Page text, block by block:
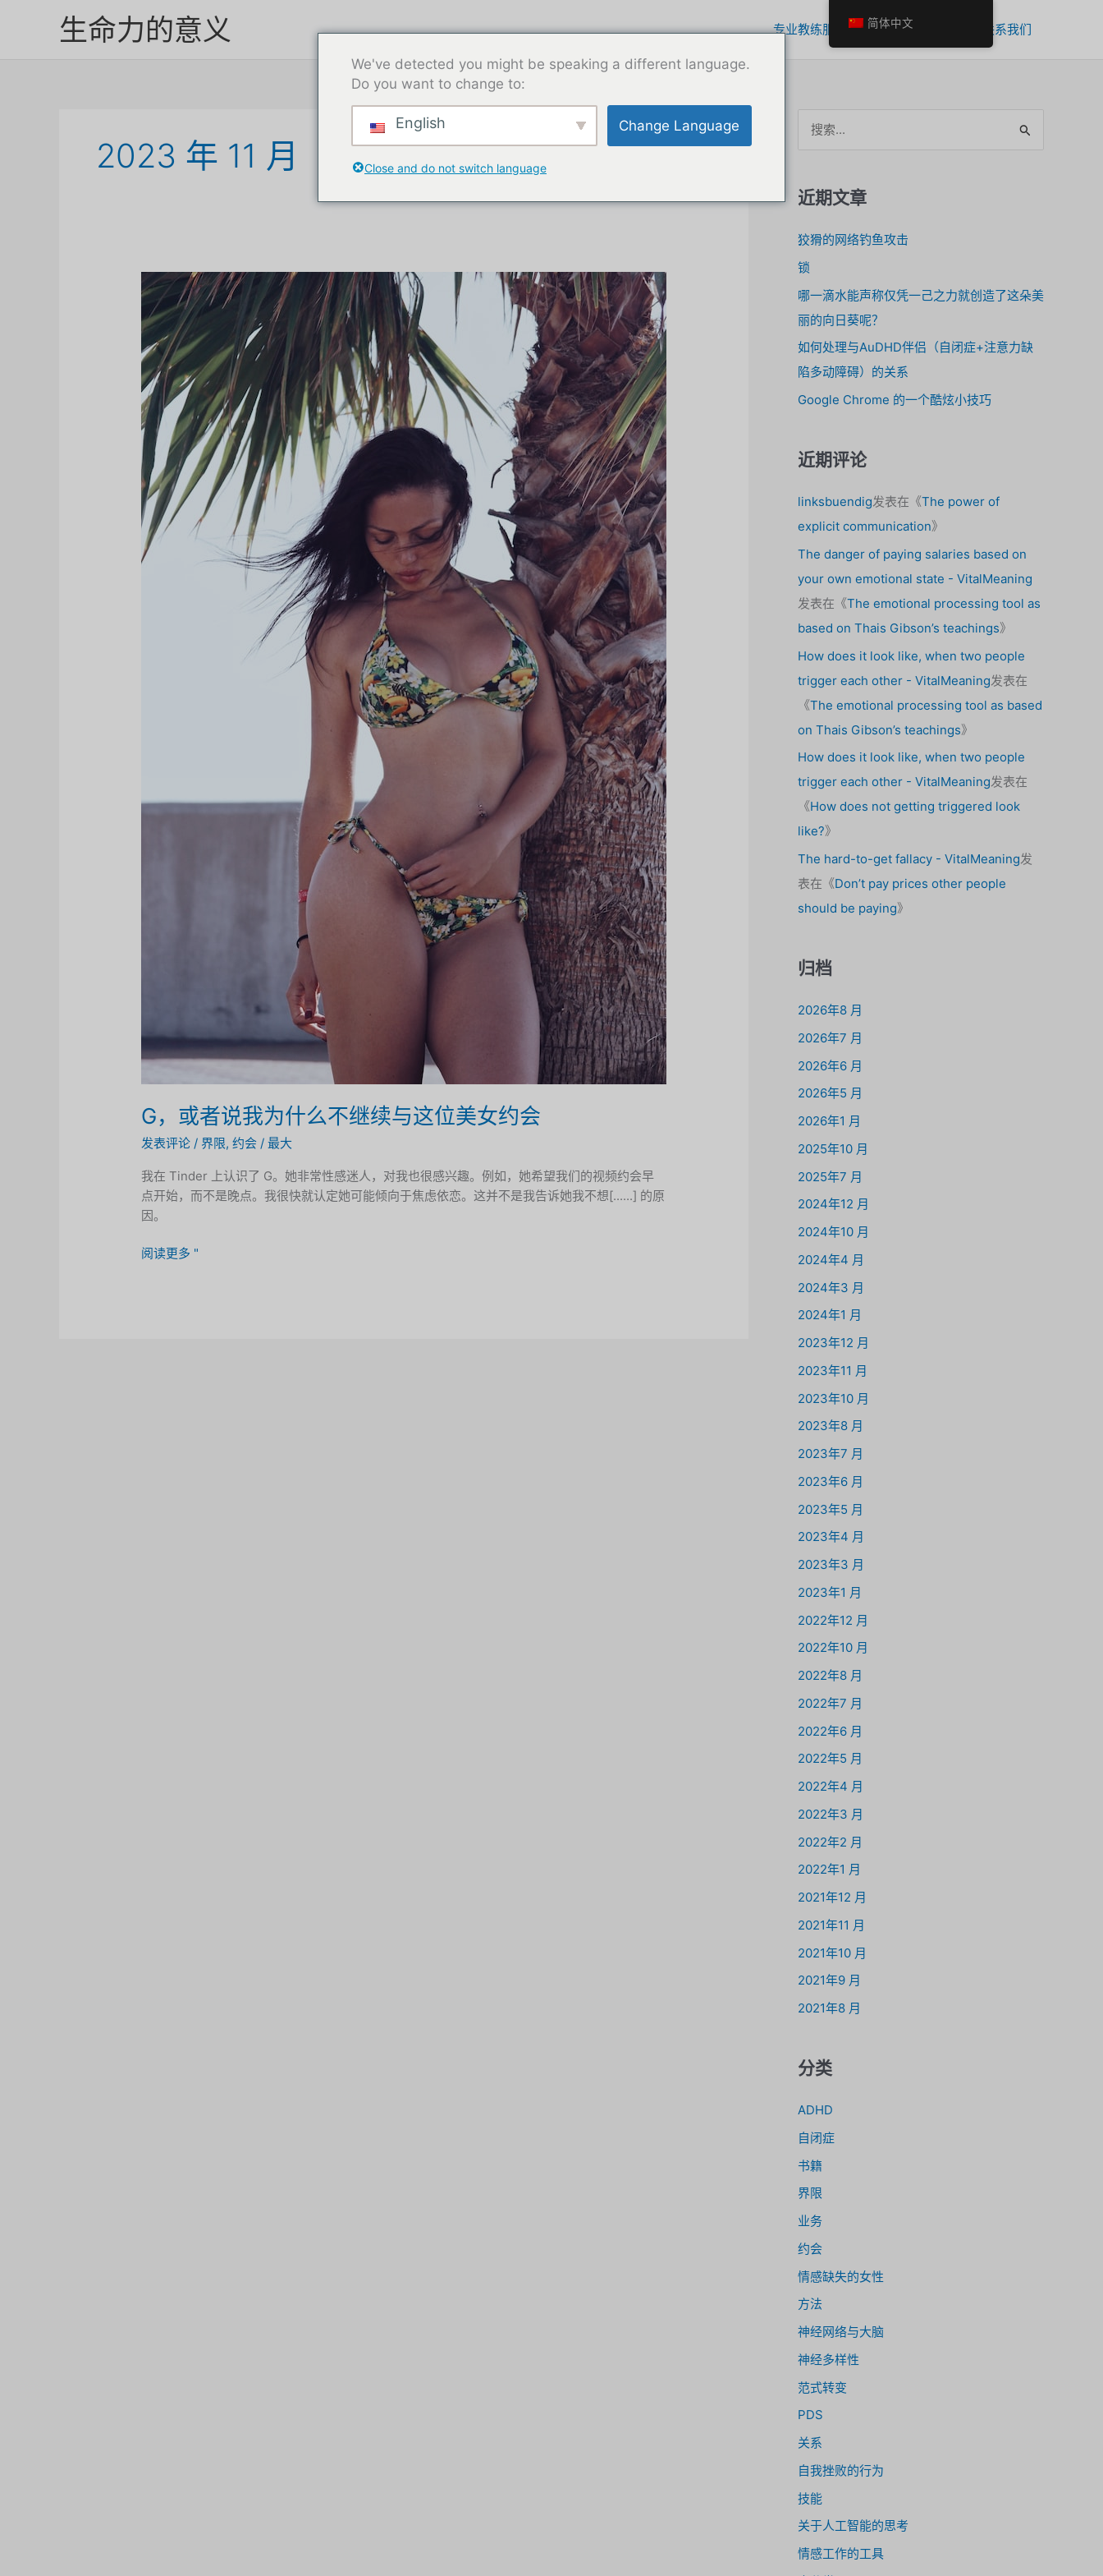
生命力的意义 专业教练服务 个人成长的工具 联系我们
2023 年 11 月
G，或者说我为什么不继续与这位美女约会
发表评论 / 界限,约会 /最大
我在 Tinder 上认识了 G。她非常性感迷人，对我也很感兴趣。例如，她希望我们的视频约会早
点开始，而不是晚点。我很快就认定她可能倾向于焦虑依恋。这并不是我告诉她我不想[......] 的原
因。
G，
阅读更多 "
近期文章
狡猾的网络钓鱼攻击
锁
哪一滴水能声称仅凭一己之力就创造了这朵美
丽的向日葵呢？
如何处理与AuDHD伴侣（自闭症+注意力缺
陷多动障碍）的关系
Google Chrome 的一个酷炫小技巧
近期评论
linksbuendig发表在《The power of
explicit communication》
The danger of paying salaries based on
your own emotional state - VitalMeaning
发表在《The emotional processing tool as
based on Thais Gibson’s teachings》
How does it look like, when two people
trigger each other - VitalMeaning发表在
《The emotional processing tool as based
on Thais Gibson’s teachings》
How does it look like, when two people
trigger each other - VitalMeaning发表在
《How does not getting triggered look
like?》
The hard-to-get fallacy - VitalMeaning发
表在《Don’t pay prices other people
should be paying》
归档
2026年8 月
2026年7 月
2026年6 月
2026年5 月
2026年1 月
2025年10 月
2025年7 月
2024年12 月
2024年10 月
2024年4 月
2024年3 月
2024年1 月
2023年12 月
2023年11 月
2023年10 月
2023年8 月
2023年7 月
2023年6 月
2023年5 月
2023年4 月
2023年3 月
2023年1 月
2022年12 月
2022年10 月
2022年8 月
2022年7 月
2022年6 月
2022年5 月
2022年4 月
2022年3 月
2022年2 月
2022年1 月
2021年12 月
2021年11 月
2021年10 月
2021年9 月
2021年8 月
分类
ADHD
自闭症
书籍
界限
业务
约会
情感缺失的女性
方法
神经网络与大脑
神经多样性
范式转变
PDS
关系
自我挫败的行为
技能
关于人工智能的思考
情感工作的工具
简体中文
We've detected you might be speaking a different language.
Do you want to change to:
English Change Language
Close and do not switch language